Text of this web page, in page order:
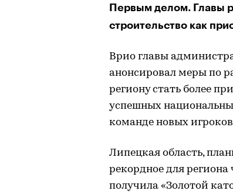
Первым делом. Главы
строительство как
Врио главы
анонсировал меры по
региону стать более
успешных
команде новых
Липецкая область,
рекордное для
получила «Золотой